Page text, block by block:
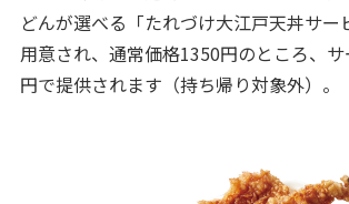
どんが選べる「たれづけ大江戸天丼サー
用意され、通常価格1350円のところ、
円で提供されます（持ち帰り対象外）。